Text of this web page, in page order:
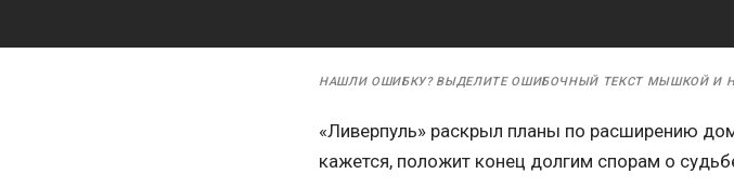
НАШЛИ ОШИБКУ? ВЫДЕЛИТЕ ОШИБОЧНЫЙ ТЕКСТ МЫШКОЙ И
«Ливерпуль» раскрыл планы по расширению
кажется, положит конец долгим спорам о